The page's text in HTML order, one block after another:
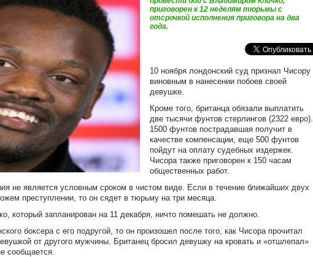
приговорен к 12 неделям тюрьмы с
отсрочкой исполнения приговора на два
года.
10 ноября лондонский суд признал Чисору
виновным в нанесении побоев своей
девушке.
Кроме того, британца обязали выплатить
две тысячи фунтов стерлингов (2322 евро).
1500 фунтов пострадавшая получит в
качестве компенсации, еще 500 фунтов
пойдут на оплату судебных издержек.
Чисора также приговорен к 150 часам
общественных работ.
не является условным сроком в чистом виде. Если в течение ближайших двух
преступлении, то он сядет в тюрьму на три месяца.
который запланирован на 11 декабря, ничто помешать не должно.
боксера с его подругой, то он произошел после того, как Чисора прочитал
от другого мужчины. Британец бросил девушку на кровать и «отшлепал»
сообщается.